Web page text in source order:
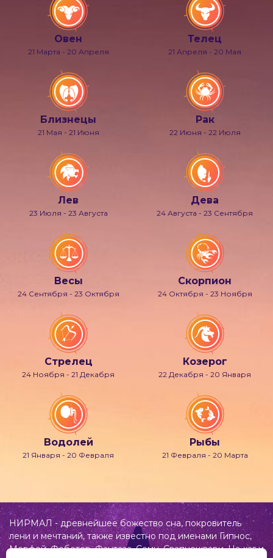
Овен
21 Марта - 20 Апреля
Телец
21 Апреля - 20 Мая
Близнецы
21 Мая - 21 Июня
Рак
22 Июня - 22 Июля
Лев
23 Июля - 23 Августа
Дева
24 Августа - 23 Сентября
Весы
24 Сентября - 23 Октября
Скорпион
24 Октября - 23 Ноября
Стрелец
24 Ноября - 21 Декабря
Козерог
22 Декабря - 20 Января
Водолей
21 Января - 20 Февраля
Рыбы
21 Февраля - 20 Марта
НИРМАЛ - древнейшее божество сна, покровитель
лени и мечтаний, также известно под именами Гипнос,
Морфей, Фобетор, Фантаза, Сомн, Свапнещвари, На-хаг и